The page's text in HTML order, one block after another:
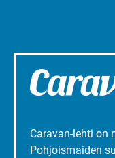
Caravan-lehti on
Pohjoismaiden